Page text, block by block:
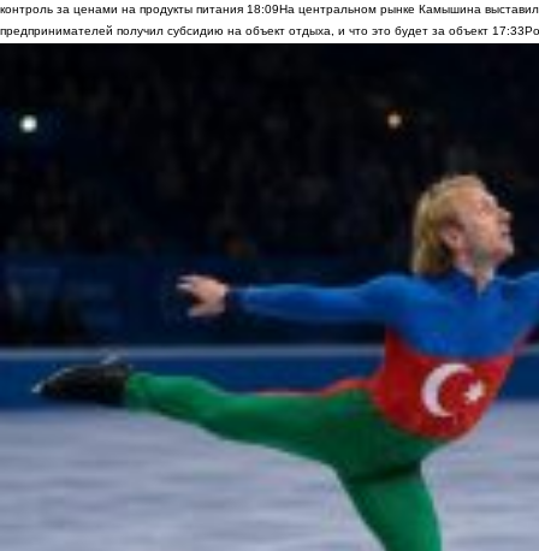
контроль за ценами на продукты питания 18:09На центральном рынке Камышина
предпринимателей получил субсидию на объект отдыха, и что это будет за объект 17:33